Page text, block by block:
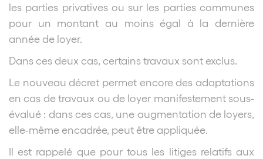
les parties privatives ou sur les parties communes
pour un montant au moins égal à la dernière
année de loyer.
Dans ces deux cas, certains travaux sont exclus.
Le nouveau décret permet encore des adaptations
en cas de travaux ou de loyer manifestement sous-
évalué : dans ces cas, une augmentation de loyers,
elle-même encadrée, peut être appliquée.
Il est rappelé que pour tous les litiges relatifs aux